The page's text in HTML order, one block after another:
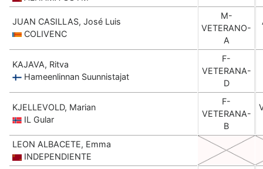
JUAN CASILLAS, José Luis
COLIVENC
M-
VETERANO-
A
KAJAVA, Ritva
Hameenlinnan Suunnistajat
F-
VETERANA-
D
KJELLEVOLD, Marian
IL Gular
F-
VETERANA-
B
LEON ALBACETE, Emma
INDEPENDIENTE